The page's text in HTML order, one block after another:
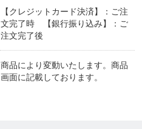
【クレジットカード決済】：ご注
文完了時 【銀行振り込み】：ご
注文完了後
商品により変動いたします。商品
画面に記載しております。